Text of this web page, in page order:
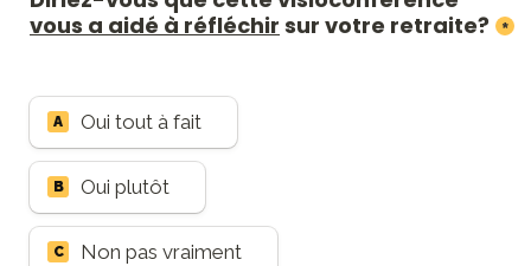
vous a aidé à réfléchir sur votre retraite? *
A Oui tout à fait
B Oui plutôt
C Non pas vraiment